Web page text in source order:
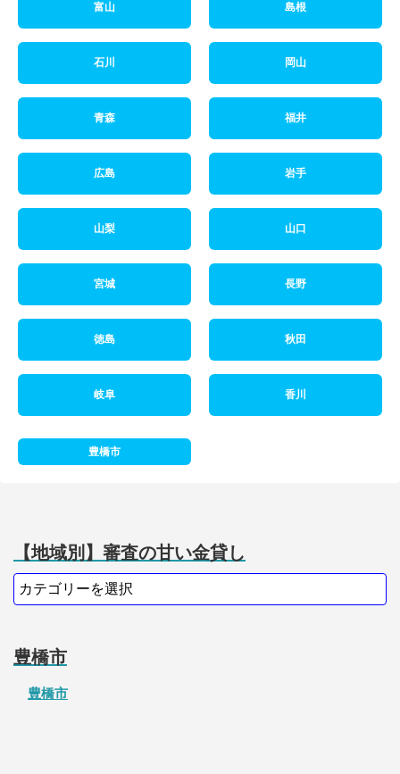
富山 島根
石川 岡山
青森 福井
広島 岩手
山梨 山口
宮城 長野
徳島 秋田
岐阜 香川
豊橋市
【地域別】審査の甘い金貸し
豊橋市
豊橋市